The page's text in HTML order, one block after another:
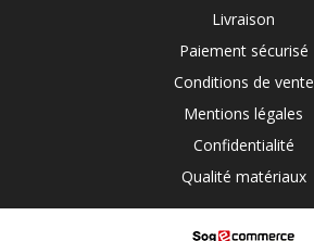
Livraison
Paiement sécurisé
Conditions de vente
Mentions légales
Confidentialité
Qualité matériaux